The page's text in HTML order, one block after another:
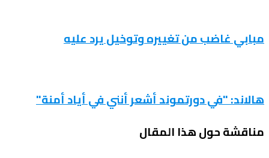
مبابي غاضب من تغييره وتوخيل يرد عليه
هالاند: "في دورتموند أشعر أنني في أياد أمنة"
مناقشة حول هذا المقال